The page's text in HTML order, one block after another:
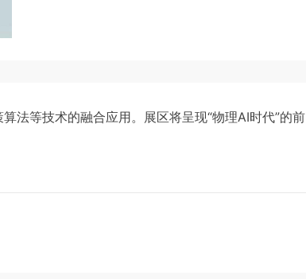
法等技术的融合应用。展区将呈现“物理AI时代”的前